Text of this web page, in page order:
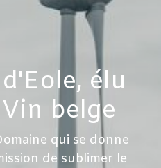
élu
belge
qui se donne
de sublimer le